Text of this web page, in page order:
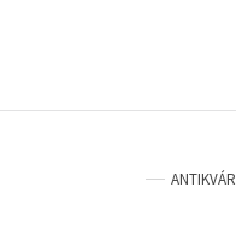
ANTIKVÁR